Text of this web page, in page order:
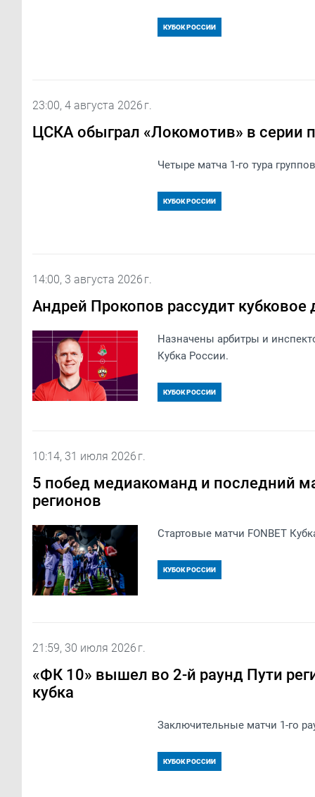
КУБОК РОССИИ
23:00, 4 августа 2026 г.
ЦСКА обыграл «Локомотив» в серии
Четыре матча 1-го тура
КУБОК РОССИИ
14:00, 3 августа 2026 г.
Андрей Прокопов рассудит
Назначены арбитры и
Кубка России.
КУБОК РОССИИ
10:14, 31 июля 2026 г.
5 побед медиакоманд и последний
регионов
Стартовые матчи FONBET
КУБОК РОССИИ
21:59, 30 июля 2026 г.
«ФК 10»​ вышел во 2-й раунд Пути
кубка
Заключительные матчи 1-го
КУБОК РОССИИ